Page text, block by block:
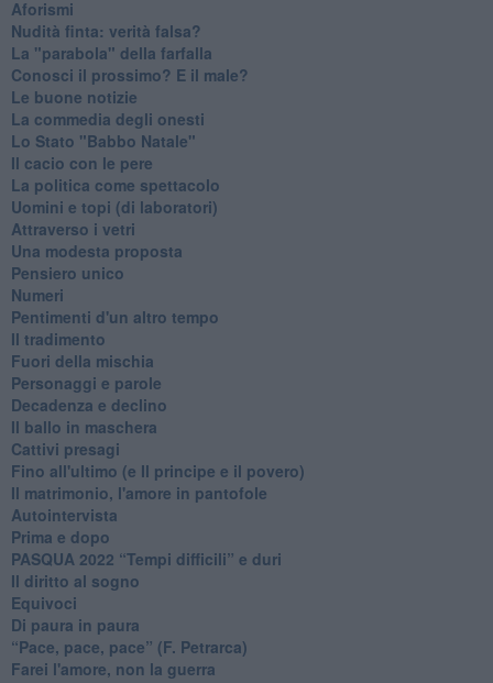
Aforismi
Nudità finta: verità falsa?
La "parabola" della farfalla
Conosci il prossimo? E il male?
Le buone notizie
La commedia degli onesti
Lo Stato "Babbo Natale"
Il cacio con le pere
La politica come spettacolo
Uomini e topi (di laboratori)
Attraverso i vetri
Una modesta proposta
Pensiero unico
Numeri
Pentimenti d'un altro tempo
Il tradimento
Fuori della mischia
Personaggi e parole
Decadenza e declino
Il ballo in maschera
Cattivi presagi
Fino all'ultimo (e Il principe e il povero)
Il matrimonio, l'amore in pantofole
Autointervista
Prima e dopo
​PASQUA 2022 “Tempi difficili” e duri
Il diritto al sogno
Equivoci
Di paura in paura
​“Pace, pace, pace” (F. Petrarca)
Farei l'amore, non la guerra